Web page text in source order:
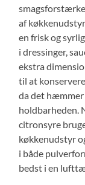
af
en frisk og
i dressinger,
ekstra
til at
da det
holdbarheden.
citronsyre
køkkenudstyr
i både
bedst i en